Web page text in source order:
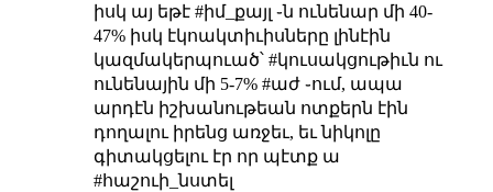
իսկ այ եթէ #իմ_քայլ ֊ն ունենար մի 40-
47% իսկ էկոակտիւիսները լինէին
կազմակերպուած՝ #կուսակցութիւն ու
ունենային մի 5-7% #աժ ֊ում, ապա
արդէն իշխանութեան ոտքերն էին
դողալու իրենց առջեւ, եւ նիկոլը
գիտակցելու էր որ պէտք ա
#հաշուի_նստել